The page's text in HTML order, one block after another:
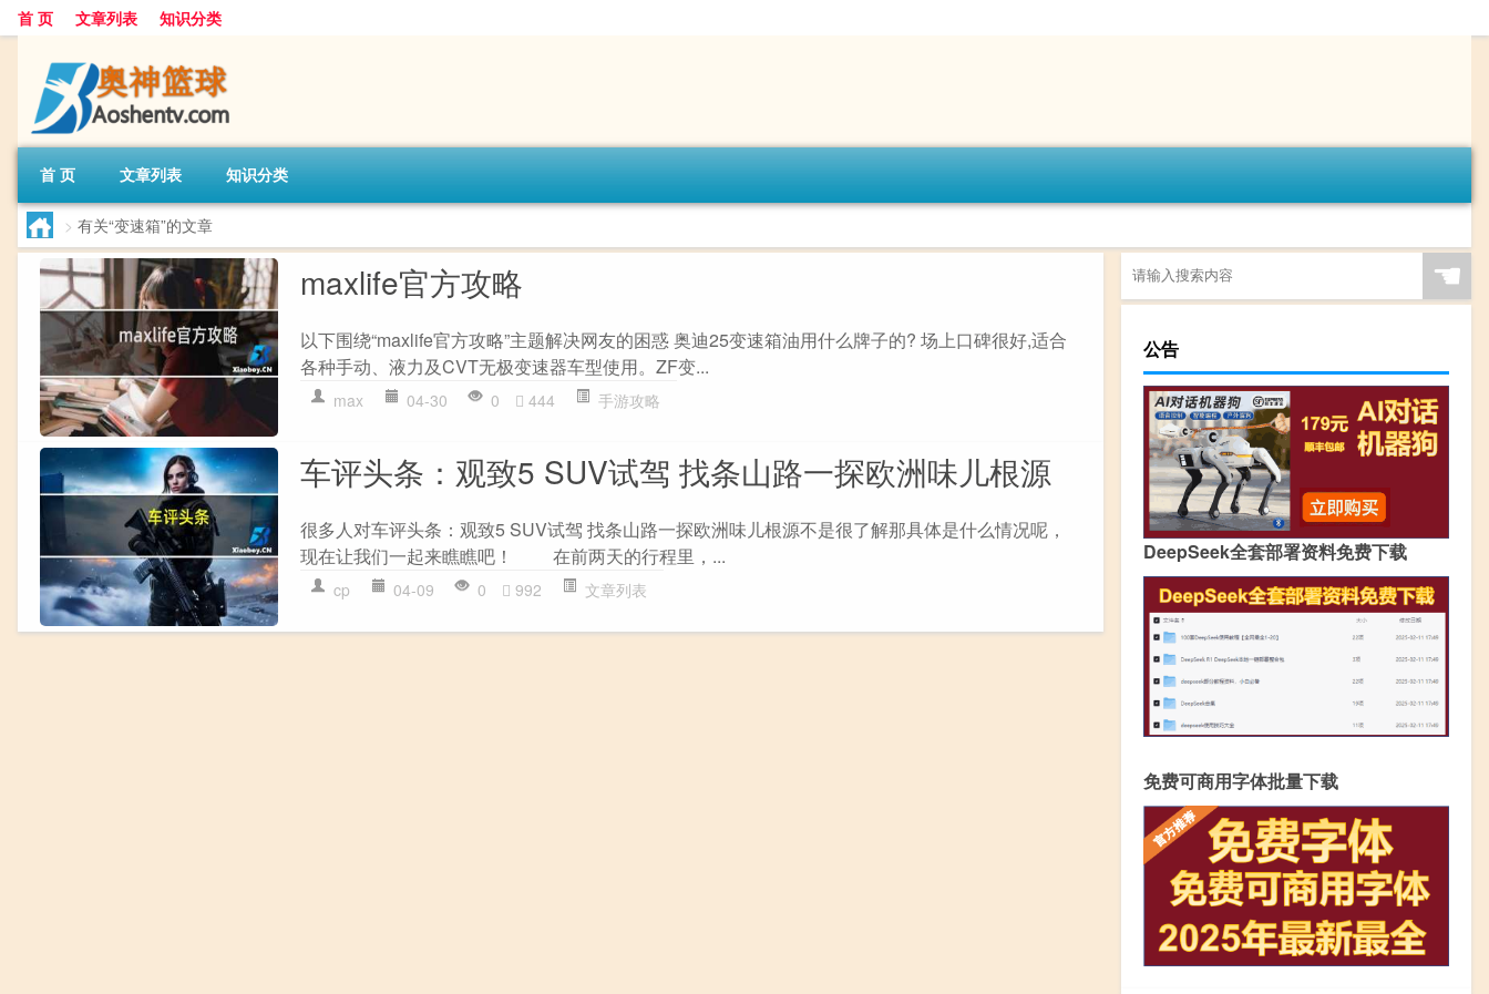
首 页 文章列表 知识分类
首 页 文章列表 知识分类
> 有关“变速箱”的文章
maxlife官方攻略
以下围绕“maxlife官方攻略”主题解决网友的困惑 奥迪25变速箱油用什么牌子的? 场上口碑很好,适合
各种手动、液力及CVT无极变速器车型使用。ZF变...
max 04-30 0 444 手游攻略
车评头条：观致5 SUV试驾 找条山路一探欧洲味儿根源
很多人对车评头条：观致5 SUV试驾 找条山路一探欧洲味儿根源不是很了解那具体是什么情况呢，
现在让我们一起来瞧瞧吧！ 在前两天的行程里，...
cp 04-09 0 992 文章列表
☚
公告
DeepSeek全套部署资料免费下载
免费可商用字体批量下载